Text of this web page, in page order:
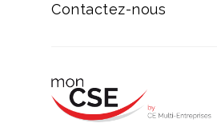
Contactez-nous